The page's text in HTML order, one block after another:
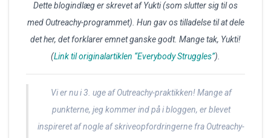
Dette blogindlæg er skrevet af Yukti (som slutter sig til os
med Outreachy-programmet). Hun gav os tilladelse til at dele
det her, det forklarer emnet ganske godt. Mange tak, Yukti!
(Link til originalartiklen “Everybody Struggles”).
Vi er nu i 3. uge af Outreachy-praktikken! Mange af
punkterne, jeg kommer ind på i bloggen, er blevet
inspireret af nogle af skriveopfordringerne fra Outreachy-